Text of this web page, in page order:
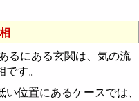
るにある玄関は、気の流
す。
位置にあるケースでは、